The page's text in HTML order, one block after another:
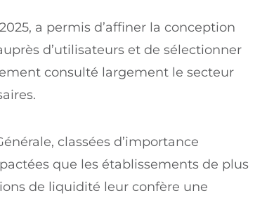
a permis d’affiner la conception
d’utilisateurs et de sélectionner
consulté largement le secteur
classées d’importance
que les établissements de plus
de liquidité leur confère une